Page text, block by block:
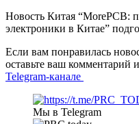
Новость Китая “MorePCB:
электроники в Китае”
Если вам понравилась
оставьте ваш комментарий
Telegram-канале
Мы в Telegram